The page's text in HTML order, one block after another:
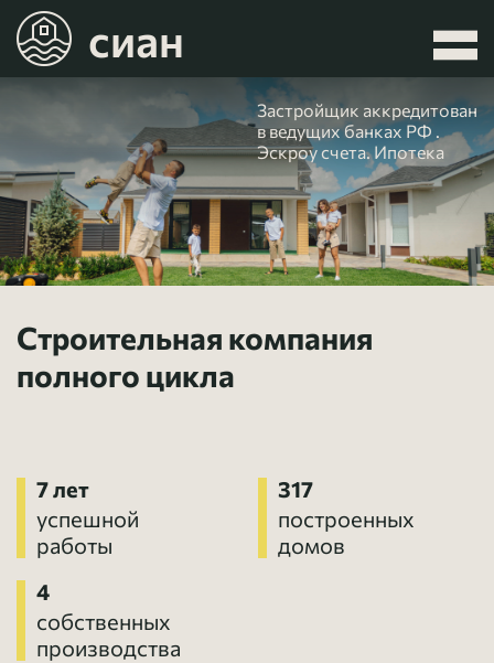
сиан
Строительная компания
полного цикла
Застройщик аккредитован
в ведущих банках РФ .
Эскроу счета. Ипотека
7 лет
успешной
работы
317
построенных
домов
4
собственных
производства